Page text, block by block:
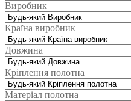
Виробник
Країна виробник
Довжина
Кріплення полотна
Матеріал полотна